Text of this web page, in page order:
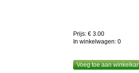
Prijs: € 3.00
In winkelwagen: 0
Voeg toe aan winkelkar